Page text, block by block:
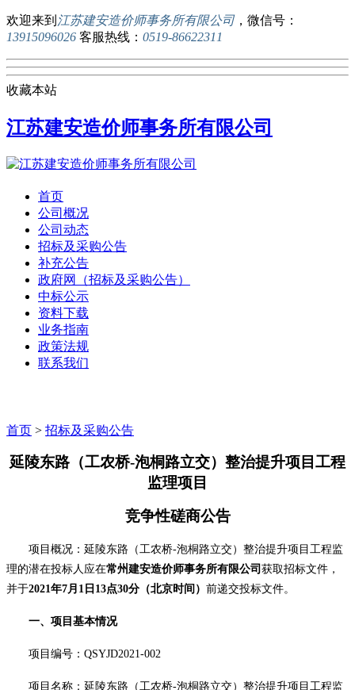
欢迎来到 江苏建安造价师事务所有限公司，微信号：
13915096026 客服热线： 0519-86622311
收藏本站
江苏建安造价师事务所有限公司
首页
公司概况
公司动态
招标及采购公告
补充公告
政府网（招标及采购公告）
中标公示
资料下载
业务指南
政策法规
联系我们
首页 > 招标及采购公告
延陵东路（工农桥-泡桐路立交）整治提升项目工程
监理项目
竞争性磋商公告
项目概况：延陵东路（工农桥-泡桐路立交）整治提升项目工程监
理的潜在投标人应在常州建安造价师事务所有限公司 获取招标文件，
并于2021年7 月 1 日13点30分（北京时间） 前递交投标文件。
一、项目基本情况
项目编号： QSYJD2021-002
项目名称：延陵东路（工农桥-泡桐路立交）整治提升项目工程监